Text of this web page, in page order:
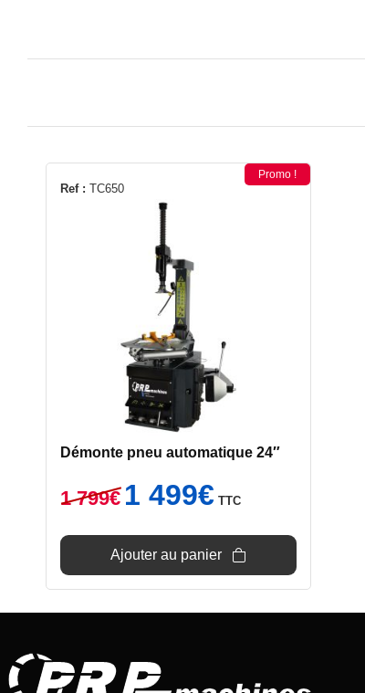
Ref : TC650
Promo !
Démonte pneu automatique 24″
1 799€
Le
prix
était :
799€.
1 499€prix
est :
499€.
TTC
Ajouter au panier